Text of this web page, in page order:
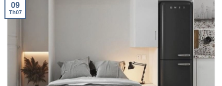
09
Th07